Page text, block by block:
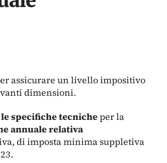
assicurare un livello impositivo
dimensioni.
le specifiche tecnicheper la
annuale relativa
di imposta minima suppletiva